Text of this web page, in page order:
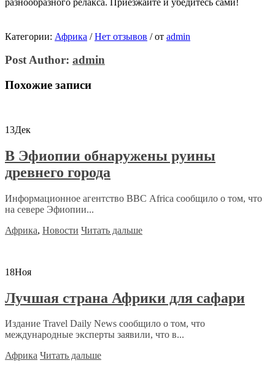
Категории: Африка / Нет отзывов /от admin
Post Author: admin
Похожие записи
13Дек
В Эфиопии обнаружены руины
древнего города
Информационное агентство ВВС Africa сообщило о том, что
на севере Эфиопии...
Африка, Новости Читать дальше
18Ноя
Лучшая страна Африки для сафари
Издание Travel Daily News сообщило о том, что
международные эксперты заявили, что в...
Африка Читать дальше